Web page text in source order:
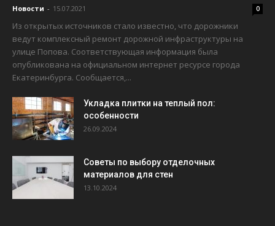
Новости - 15.07.2021 0
Из открытых источников стало известно, что дорожники
ведут комплексный ремонт дорожной инфраструктуры на
улице Попова. Соответствующая информация была
опубликована на официальном интернет ресурсе города
Екатеринбурга. Сообщается,...
Укладка плитки на теплый пол:
особенности
26.09.2024
Советы по выбору отделочных
материалов для стен
13.10.2024